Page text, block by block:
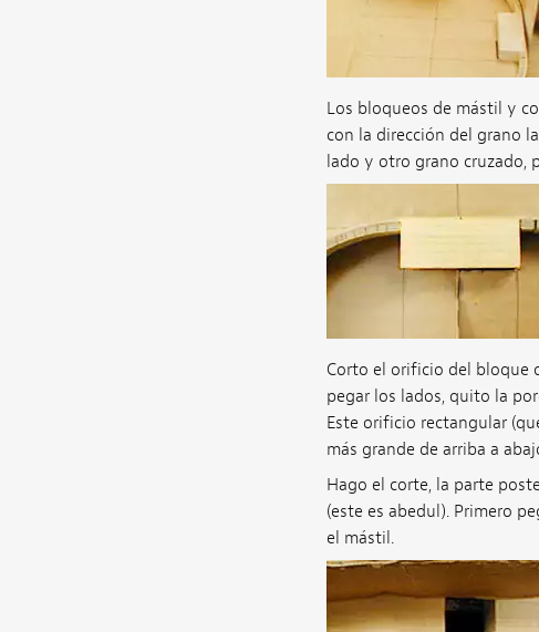
Los bloqueos de mástil y
con la dirección del grano
lado y otro grano cruzado,
Corto el orificio del bloque
pegar los lados, quito la
Este orificio rectangular
más grande de arriba a
Hago el corte, la parte
(este es abedul). Primero
el mástil.